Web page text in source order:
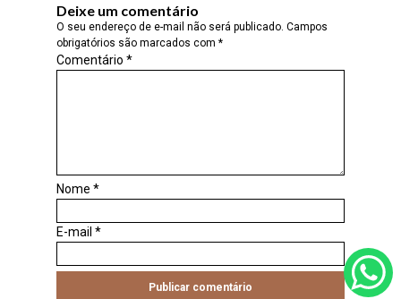
Deixe um comentário
O seu endereço de e-mail não será publicado. Campos
obrigatórios são marcados com *
Comentário *
Nome *
E-mail *